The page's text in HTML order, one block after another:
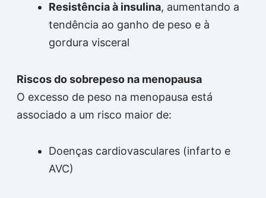
Resistência à insulina, aumentando a
tendência ao ganho de peso e à
gordura visceral
Riscos do sobrepeso na menopausa
O excesso de peso na menopausa está
associado a um risco maior de:
Doenças cardiovasculares (infarto e
AVC)